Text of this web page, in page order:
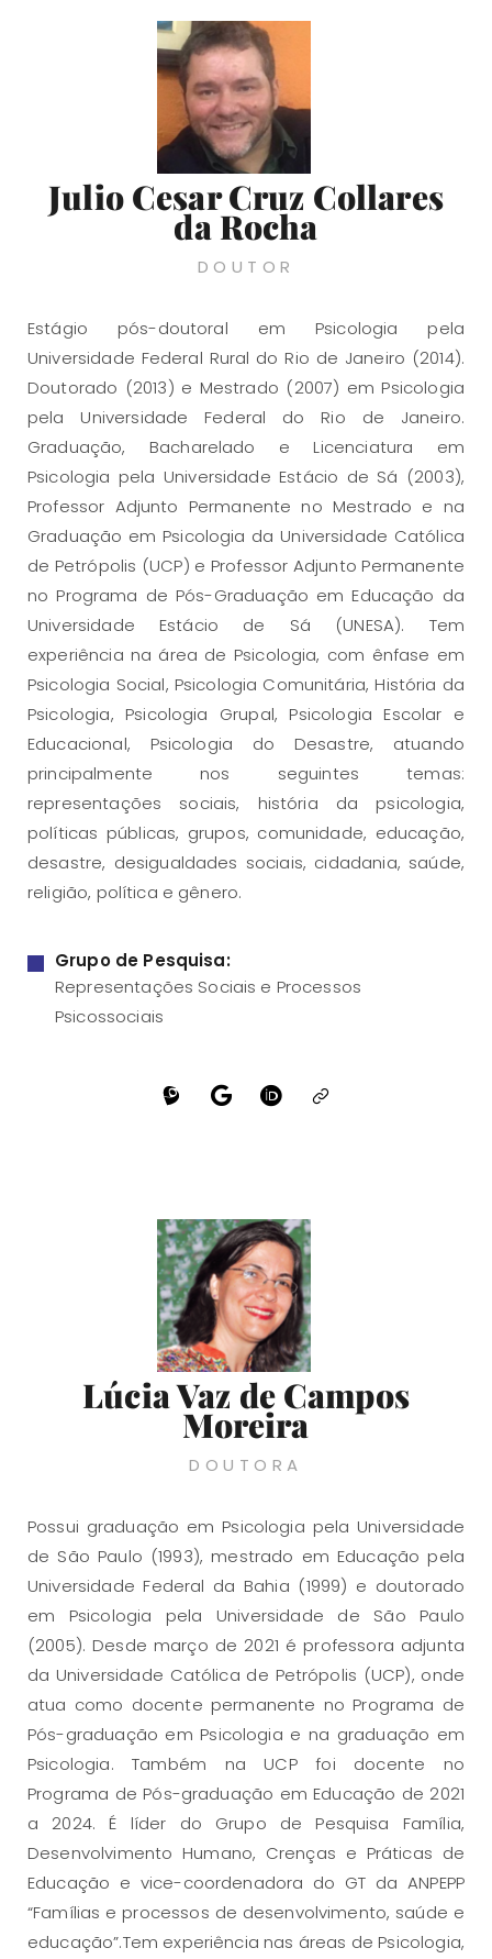
Julio Cesar Cruz Collares
da Rocha
DOUTOR
Estágio pós-doutoral em Psicologia pela
Universidade Federal Rural do Rio de Janeiro (2014).
Doutorado (2013) e Mestrado (2007) em Psicologia
pela Universidade Federal do Rio de Janeiro.
Graduação, Bacharelado e Licenciatura em
Psicologia pela Universidade Estácio de Sá (2003),
Professor Adjunto Permanente no Mestrado e na
Graduação em Psicologia da Universidade Católica
de Petrópolis (UCP) e Professor Adjunto Permanente
no Programa de Pós-Graduação em Educação da
Universidade Estácio de Sá (UNESA). Tem
experiência na área de Psicologia, com ênfase em
Psicologia Social, Psicologia Comunitária, História da
Psicologia, Psicologia Grupal, Psicologia Escolar e
Educacional, Psicologia do Desastre, atuando
principalmente nos seguintes temas:
representações sociais, história da psicologia,
políticas públicas, grupos, comunidade, educação,
desastre, desigualdades sociais, cidadania, saúde,
religião, política e gênero.
Grupo de Pesquisa:
Representações Sociais e Processos
Psicossociais
Lúcia Vaz de Campos
Moreira
DOUTORA
Possui graduação em Psicologia pela Universidade
de São Paulo (1993), mestrado em Educação pela
Universidade Federal da Bahia (1999) e doutorado
em Psicologia pela Universidade de São Paulo
(2005). Desde março de 2021 é professora adjunta
da Universidade Católica de Petrópolis (UCP), onde
atua como docente permanente no Programa de
Pós-graduação em Psicologia e na graduação em
Psicologia. Também na UCP foi docente no
Programa de Pós-graduação em Educação de 2021
a 2024. É líder do Grupo de Pesquisa Família,
Desenvolvimento Humano, Crenças e Práticas de
Educação e vice-coordenadora do GT da ANPEPP
“Famílias e processos de desenvolvimento, saúde e
educação”.Tem experiência nas áreas de Psicologia,